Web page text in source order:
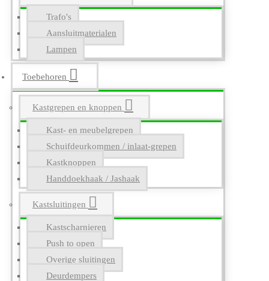
Trafo's
Aansluitmaterialen
Lampen
Toebehoren
Kastgrepen en knoppen
Kast- en meubelgrepen
Schuifdeurkommen / inlaat-grepen
Kastknoppen
Handdoekhaak / Jashaak
Kastsluitingen
Kastscharnieren
Push to open
Overige sluitingen
Deurdempers